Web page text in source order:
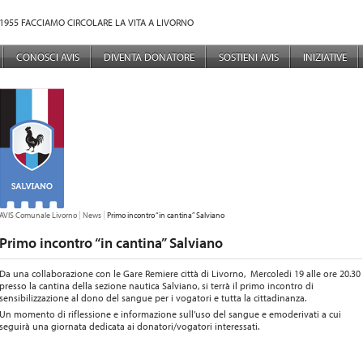
FACCIAMO CIRCOLARE LA VITA A LIVORNO
PRINCIPALE
CONOSCI AVIS DIVENTA DONATORE SOSTIENI AVIS INIZIATIVE
TU SEI QUI:
AVIS Comunale Livorno News Primo incontro “in cantina” Salviano
Primo incontro “in cantina” Salviano
Da una collaborazione con le Gare Remiere città di Livorno, Mercoledi 19 alle ore 20.30
presso la cantina della sezione nautica Salviano, si terrà il primo incontro di
sensibilizzazione al dono del sangue per i vogatori e tutta la cittadinanza.
Un momento di riflessione e informazione sull’uso del sangue e emoderivati a cui
seguirà una giornata dedicata ai donatori/vogatori interessati.